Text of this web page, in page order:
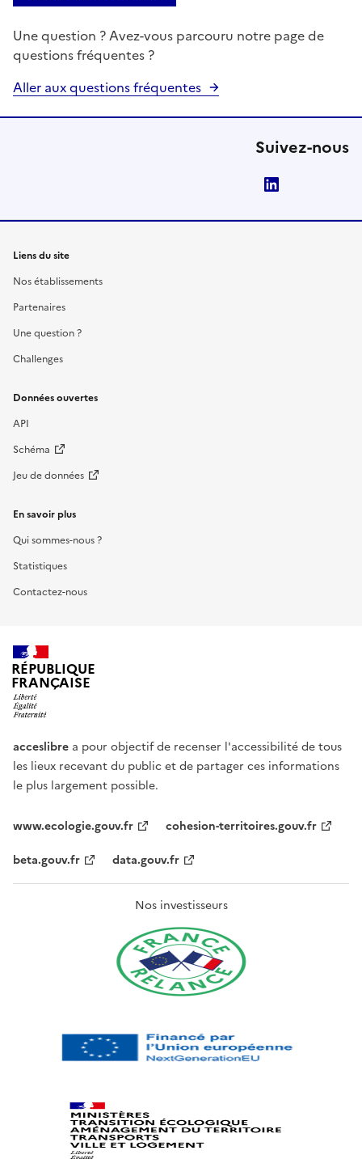
Une question ? Avez-vous parcouru notre page de
questions fréquentes ?
Aller aux questions fréquentes
Suivez-nous
Liens du site
Nos établissements
Partenaires
Une question ?
Challenges
Données ouvertes
API
Schéma
Jeu de données
En savoir plus
Qui sommes-nous ?
Statistiques
Contactez-nous
RÉPUBLIQUE
FRANÇAISE
acceslibre a pour objectif de recenser l'accessibilité de tous
les lieux recevant du public et de partager ces informations
le plus largement possible.
www.ecologie.gouv.fr
cohesion-territoires.gouv.fr
beta.gouv.fr
data.gouv.fr
Nos investisseurs